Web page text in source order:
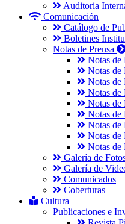
Auditoria
Comunicación
Catálogo de
Boletines
Notas de Prensa
Notas de
Notas de
Notas de
Notas de
Notas de
Notas de
Notas de
Notas de
Notas de
Galería de
Galería de
Comunicados
Coberturas
Cultura
Publicaciones e